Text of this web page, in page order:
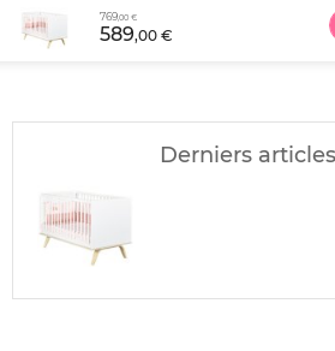
769,00 €
589,00 €
Derniers